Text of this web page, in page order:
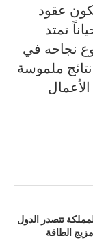
عقود
تمتد
نجاحه في
ملموسة
تتصدر الدول